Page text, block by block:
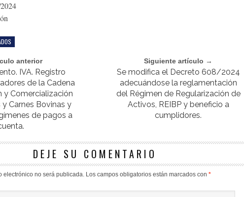
anterior
IVA. Registro
de la Cadena
y Comercialización
Carnes Bovinas y
de pagos a
Siguiente artículo →
Se modifica el Decreto 608/2024
adecuándose la reglamentación
del Régimen de Regularización de
Activos, REIBP y beneficio a
cumplidores.
DEJE SU COMENTARIO
electrónico no será publicada. Los campos obligatorios están marcados con *